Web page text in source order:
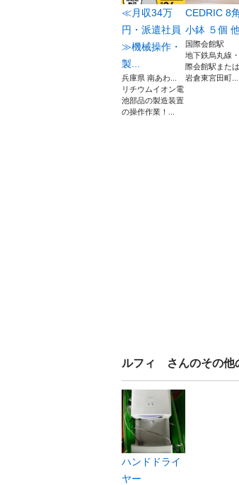
≪月収34万
円・派遣社員
≫機械操作・
製...
兵庫県 南あわ...
リチウムイオン電
池部品の製造装置
の操作作業！...
CEDRIC 8角
小鉢 ５個
国際会館駅
地下鉄烏丸線
際会館駅または
岩倉東宮田町...
ルフィ さんのその他
ハンドドライ
ヤー